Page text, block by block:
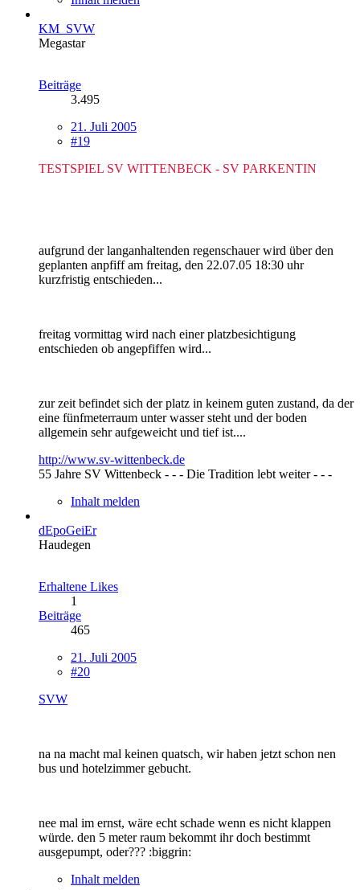
KM_SVW
Megastar
Beiträge
3.495
21. Juli 2005
#19
TESTSPIEL SV WITTENBECK - SV PARKENTIN
aufgrund der langanhaltenden regenschauer wird über den
geplanten anpfiff am freitag, den 22.07.05 18:30 uhr
kurzfristig entschieden...
freitag vormittag wird nach einer platzbesichtigung
entschieden ob angepfiffen wird...
zur zeit befindet sich der platz in keinem guten zustand, da der
eine fünfmeterraum unter wasser steht und der boden
allgemein sehr aufgeweicht und tief ist....
http://www.sv-wittenbeck.de
55 Jahre SV Wittenbeck - - - Die Tradition lebt weiter - - -
Inhalt melden
dEpoGeiEr
Haudegen
Erhaltene Likes
1
Beiträge
465
21. Juli 2005
#20
SVW
na na macht mal keinen quatsch, wir haben jetzt schon nen
bus und hotelzimmer gebucht.
nee mal im ernst, wäre echt schade wenn es nicht klappen
würde. den 5 meter raum bekommt ihr doch bestimmt
ausgepumpt, oder??? :biggrin:
Inhalt melden